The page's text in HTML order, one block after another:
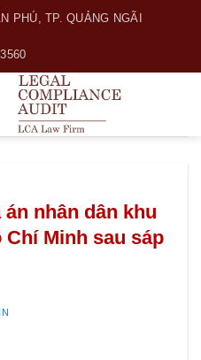
PHÚ, TP. QUẢNG NGÃI
án nhân dân khu
Minh sau sáp